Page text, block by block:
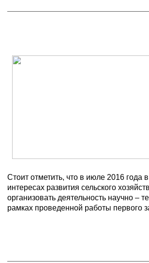
Стоит отметить, что в июле 2016 года
интересах развития сельского
организовать деятельность научно –
рамках проведенной работы первого